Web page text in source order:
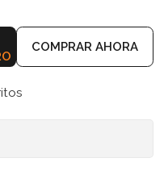
COMPRAR AHORA